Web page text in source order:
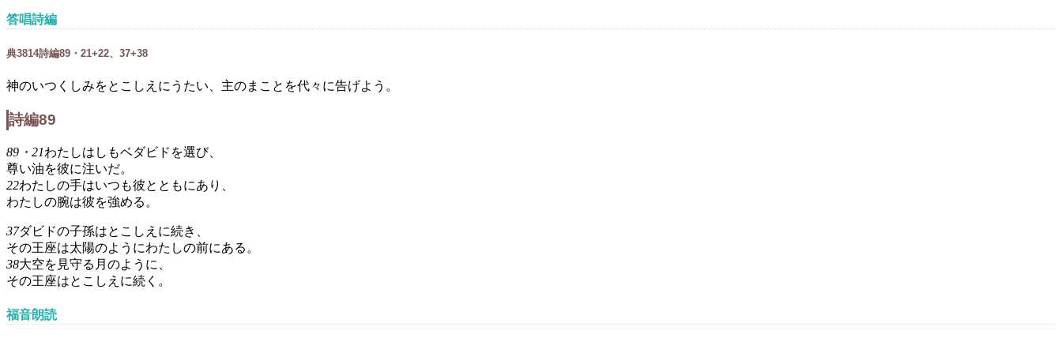
答唱詩編
典3814詩編89・21+22、37+38
神のいつくしみをとこしえにうたい、主のまことを代々に告げよう。
詩編89
89・21わたしはしもベダビドを選び、
尊い油を彼に注いだ。
22わたしの手はいつも彼とともにあり、
わたしの腕は彼を強める。
37ダビドの子孫はとこしえに続き、
その王座は太陽のようにわたしの前にある。
38大空を見守る月のように、
その王座はとこしえに続く。
福音朗読